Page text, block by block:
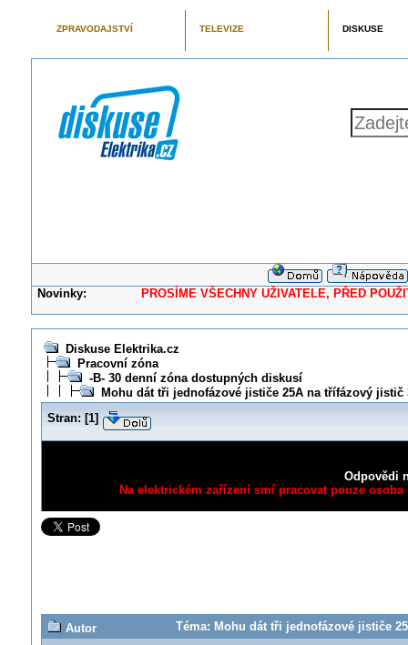
ZPRAVODAJSTVÍ TELEVIZE DISKUSE
Novinky: PROSÍME VŠECHNY UŽIVATELE, PŘED
Diskuse Elektrika.cz
Pracovní zóna
-B- 30 denní zóna dostupných diskusí
Mohu dát tři jednofázové jističe 25A na třífázový jistič
Stran: [1]
Odpovědi
Na elektrickém zařízení smí pracovat pouze
Autor
Téma: Mohu dát tři jednofázové jističe